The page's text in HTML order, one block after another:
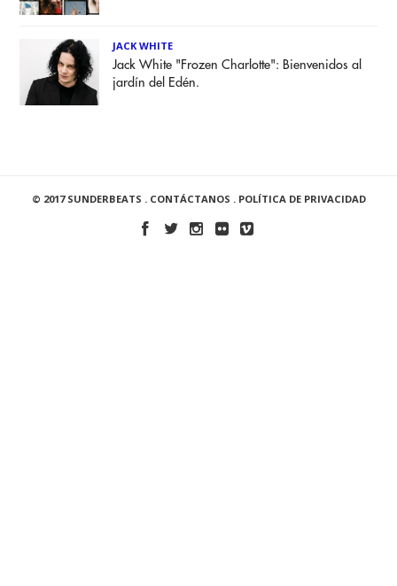
JACK WHITE
Jack White "Frozen Charlotte": Bienvenidos al
jardín del Edén.
© 2017 SUNDERBEATS . CONTÁCTANOS . POLÍTICA DE PRIVACIDAD